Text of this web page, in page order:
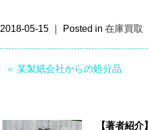
2018-05-15 ｜ Posted in 在庫買取
＜ 某製紙会社からの処分品
【著者紹介】